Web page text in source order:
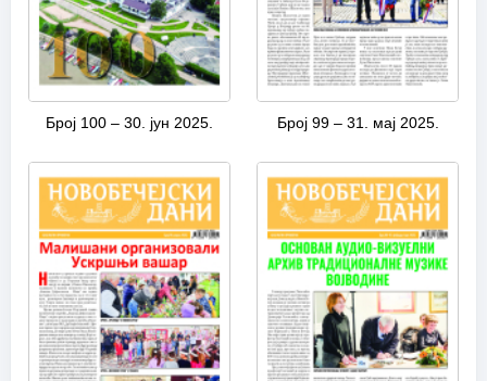
Број 100 – 30. јун 2025. Број 99 – 31. мај 2025.